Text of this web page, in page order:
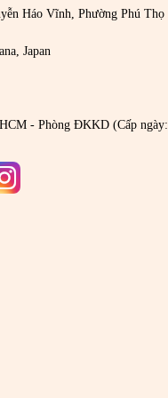
Háo Vĩnh, Phường Phú Thọ
Japan
- Phòng ĐKKD (Cấp ngày: